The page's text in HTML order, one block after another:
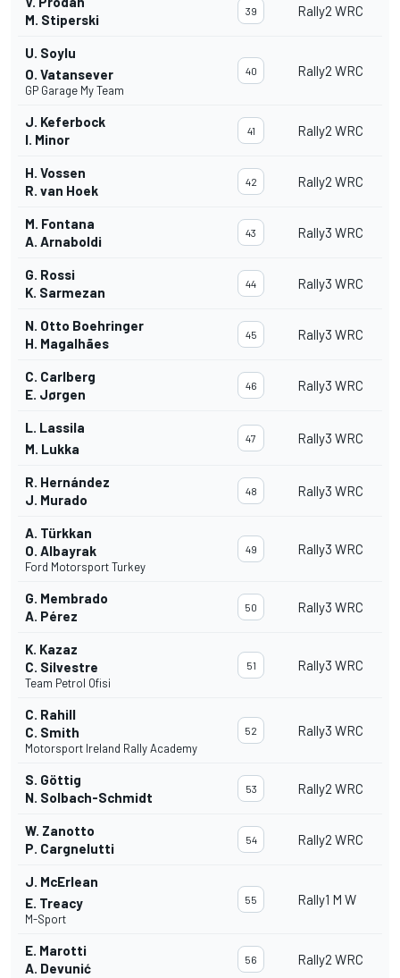
M. Stiperski
39 Rally2 WRC
U. Soylu
O. Vatansever
GP Garage My Team
40 Rally2 WRC
J. Keferbock
I. Minor
41 Rally2 WRC
H. Vossen
R. van Hoek
42 Rally2 WRC
M. Fontana
A. Arnaboldi
43 Rally3 WRC
G. Rossi
K. Sarmezan
44 Rally3 WRC
N. Otto Boehringer
H. Magalhães
45 Rally3 WRC
C. Carlberg
E. Jørgen
46 Rally3 WRC
L. Lassila
M. Lukka
47 Rally3 WRC
R. Hernández
J. Murado
48 Rally3 WRC
A. Türkkan
O. Albayrak
Ford Motorsport Turkey
49 Rally3 WRC
G. Membrado
A. Pérez
50 Rally3 WRC
K. Kazaz
C. Silvestre
Team Petrol Ofisi
51 Rally3 WRC
C. Rahill
C. Smith
Motorsport Ireland Rally Academy
52 Rally3 WRC
S. Göttig
N. Solbach-Schmidt
53 Rally2 WRC
W. Zanotto
P. Cargnelutti
54 Rally2 WRC
J. McErlean
E. Treacy
M-Sport
55 Rally1 M W
E. Marotti
A. Devunić
56 Rally2 WRC